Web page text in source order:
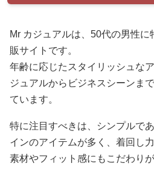
Mr カジュアルは、50代の男性に
販サイトです。
年齢に応じたスタイリッシュな
ジュアルからビジネスシーンま
ています。
特に注目すべきは、シンプルで
インのアイテムが多く、着回し力
素材やフィット感にもこだわり